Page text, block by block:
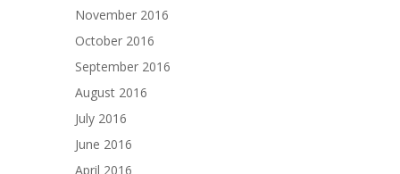
November 2016
October 2016
September 2016
August 2016
July 2016
June 2016
April 2016